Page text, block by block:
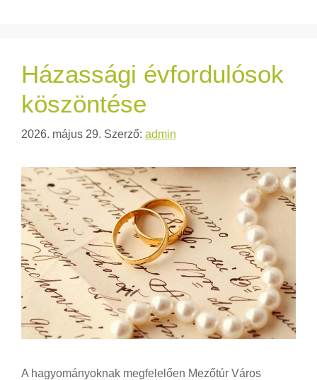
Házassági évfordulósok
köszöntése
2026. május 29. Szerző: admin
A hagyományoknak megfelelően Mezőtúr Város